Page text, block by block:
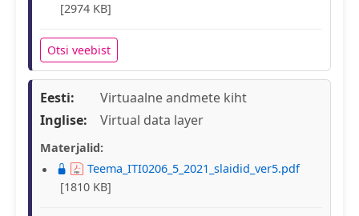
[2974 KB]
Otsi veebist
Eesti:
Virtuaalne andmete kiht
Inglise:
Virtual data layer
Materjalid:
Teema_ITI0206_5_2021_slaidid_ver5.pdf
[1810 KB]